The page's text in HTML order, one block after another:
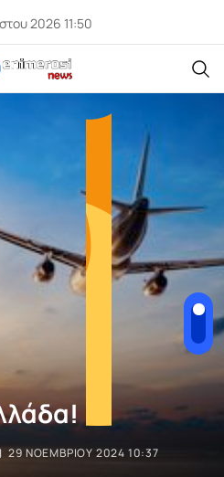
2026 11:50
29 ΝΟΕΜΒΡΊΟΥ 2024 10:37